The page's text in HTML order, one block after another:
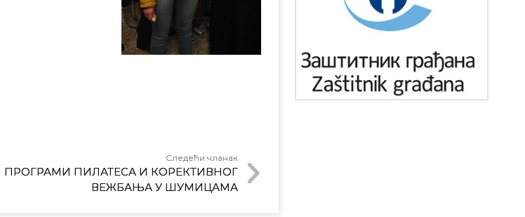
Следећи чланак
ПРОГРАМИ ПИЛАТЕСА И КОРЕКТИВНОГ
ВЕЖБАЊА У ШУМИЦАМА